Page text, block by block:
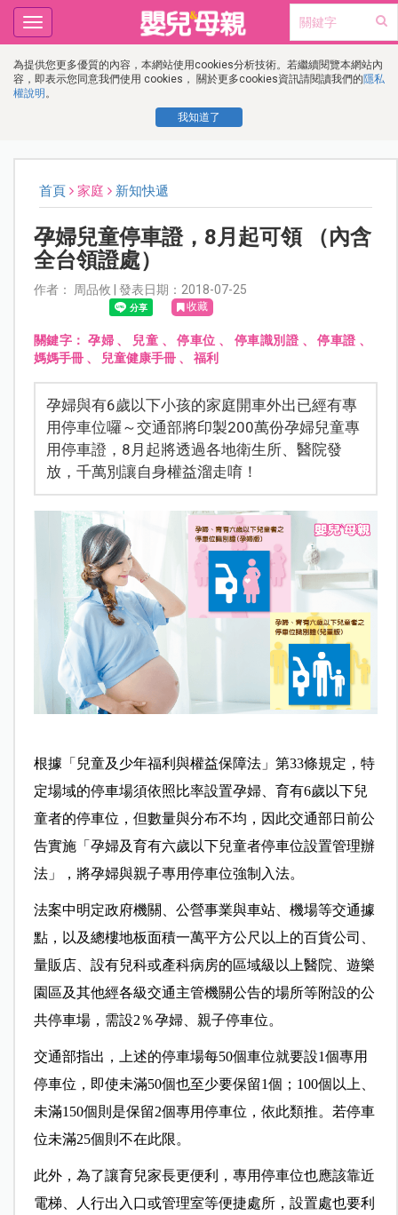
為提供您更多優質的內容，本網站使用cookies分析技術。若繼續閱覽本網站內
容，即表示您同意我們使用 cookies， 關於更多cookies資訊請閱讀我們的隱私
權說明 。
我知道了
Toggle
navigation
首頁 家庭 新知快遞
孕婦兒童停車證，8月起可領 （內含
全台領證處）
作者： 周品攸 | 發表日期：2018-07-25
收藏
關鍵字：孕婦、 兒童 、停車位 、 停車識別證 、停車證 、
媽媽手冊、 兒童健康手冊、 福利
孕婦與有6歲以下小孩的家庭開車外出已經有專
用停車位囉～交通部將印製200萬份孕婦兒童專
用停車證，8月起將透過各地衛生所、醫院發
放，千萬別讓自身權益溜走唷！
根據「兒童及少年福利與權益保障法」第33條規定，特
定場域的停車場須依照比率設置孕婦、育有6歲以下兒
童者的停車位，但數量與分布不均，因此交通部日前公
告實施「孕婦及育有六歲以下兒童者停車位設置管理辦
法」，將孕婦與親子專用停車位強制入法。
法案中明定政府機關、公營事業與車站、機場等交通據
點，以及總樓地板面積一萬平方公尺以上的百貨公司、
量販店、設有兒科或產科病房的區域級以上醫院、遊樂
園區及其他經各級交通主管機關公告的場所等附設的公
共停車場，需設2％孕婦、親子停車位。
交通部指出，上述的停車場每50個車位就要設1個專用
停車位，即使未滿50個也至少要保留1個；100個以上、
未滿150個則是保留2個專用停車位，依此類推。若停車
位未滿25個則不在此限。
此外，為了讓育兒家長更便利，專用停車位也應該靠近
電梯、人行出入口或管理室等便捷處所，設置處也要利